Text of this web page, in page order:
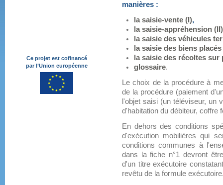
manières :
la saisie-vente (I),
la saisie-appréhension (II)
la saisie des véhicules
la saisie des biens
la saisie des récoltes sur
glossaire.
Le choix de la procédure à
de la procédure (paiement
l'objet saisi (un téléviseur, un
d'habitation du débiteur, coffre
En dehors des conditions
d'exécution mobilières qui
conditions communes à
dans la fiche n°1 devront
d'un titre exécutoire
revêtu de la formule
Ce projet est cofinancé
par l’Union européenne